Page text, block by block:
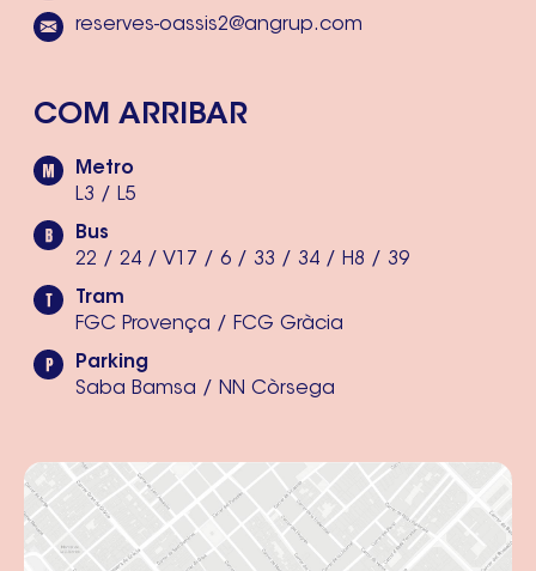
reserves-oassis2@angrup.com
COM ARRIBAR
Metro
L3 / L5
Bus
22 / 24 / V17 / 6 / 33 / 34 / H8 / 39
Tram
FGC Provença / FCG Gràcia
Parking
Saba Bamsa / NN Còrsega